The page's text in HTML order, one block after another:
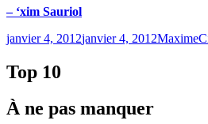
– ‘xim Sauriol
Publié
janvier 4, 2012janvier 4, 2012Maxime
Top 10
À ne pas manquer